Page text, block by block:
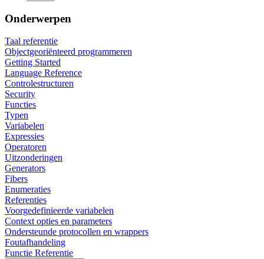
Onderwerpen
Taal referentie
Objectgeoriënteerd programmeren
Getting Started
Language Reference
Controlestructuren
Security
Functies
Typen
Variabelen
Expressies
Operatoren
Uitzonderingen
Generators
Fibers
Enumeraties
Referenties
Voorgedefinieerde variabelen
Context opties en parameters
Ondersteunde protocollen en wrappers
Foutafhandeling
Functie Referentie